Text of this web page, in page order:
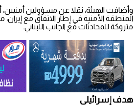
وأضافت الهيئة، نقلا عن مسؤولين
المنطقة الأمنية في إطار الاتفاق مع
متروكة للمحادثات مع الجانب اللبناني.
هدف إسرائيلي